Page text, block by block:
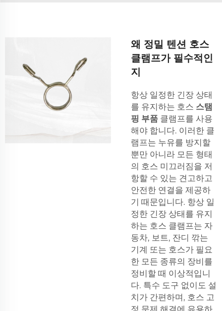
왜 정밀 텐션 호스
클램프가 필수적인
지
항상 일정한 긴장 상태
를 유지하는 호스 스탬
핑 부품 클램프를 사용
해야 합니다. 이러한 클
램프는 누유를 방지할
뿐만 아니라 모든 형태
의 호스 미끄러짐을 저
항할 수 있는 견고하고
안전한 연결을 제공하
기 때문입니다. 항상 일
정한 긴장 상태를 유지
하는 호스 클램프는 자
동차, 보트, 잔디 깎는
기계 또는 호스가 필요
한 모든 종류의 장비를
정비할 때 이상적입니
다. 특수 도구 없이도 설
치가 간편하며, 호스 고
정 문제 해결에 유용하